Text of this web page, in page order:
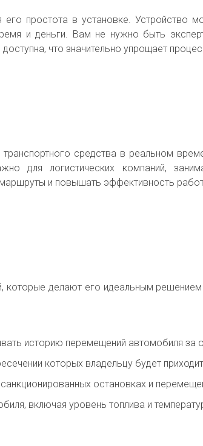
простота в установке. Устройство
и деньги. Вам не нужно быть
что значительно упрощает
средства в реальном
для логистических компаний,
и повышать эффективность
которые делают его идеальным
историю перемещений автомобиля за
которых владельцу будет
остановках и
включая уровень топлива и